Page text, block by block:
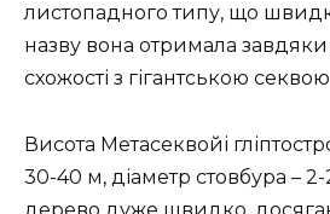
листопадного типу, що
назву вона отримала завдяки
схожості з гігантською
Висота Метасеквойі
30-40 м, діаметр стовбура – 2-
дерево дуже швидко,